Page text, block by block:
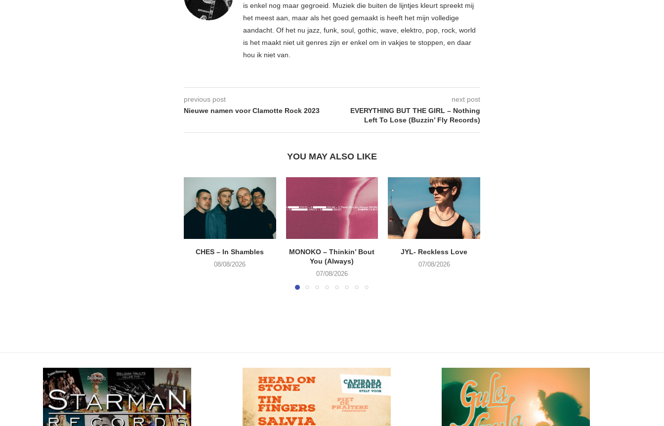
is enkel nog maar gegroeid. Muziek die buiten de lijntjes kleurt spreekt mij
het meest aan, maar als het goed gemaakt is heeft het mijn volledige
aandacht. Of het nu jazz, funk, soul, gothic, wave, elektro, pop, rock, world
is het maakt niet uit genres zijn er enkel om in vakjes te stoppen, en daar
hou ik niet van.
previous post
Nieuwe namen voor Clamotte Rock 2023
next post
EVERYTHING BUT THE GIRL – Nothing
Left To Lose (Buzzin’ Fly Records)
YOU MAY ALSO LIKE
CHES – In Shambles
08/08/2026
MONOKO – Thinkin’ Bout
You (Always)
07/08/2026
JYL- Reckless Love
07/08/2026